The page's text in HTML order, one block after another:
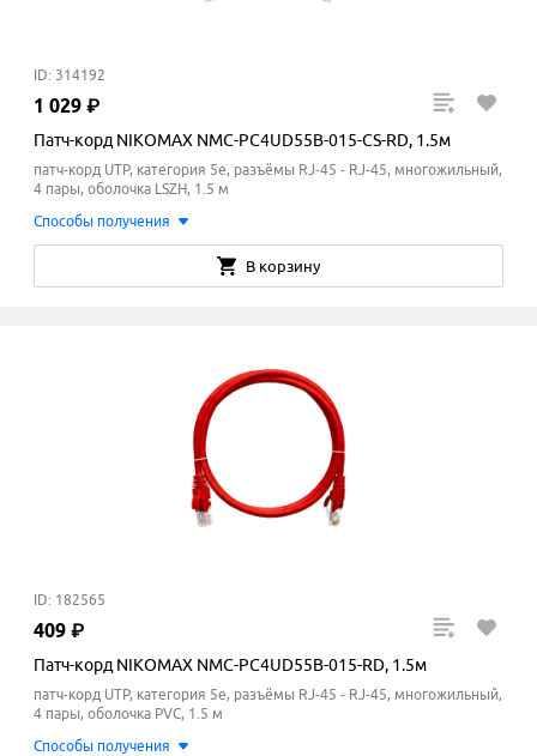
ID: 314192
1 029 ₽
Патч-корд NIKOMAX NMC-PC4UD55B-015-CS-RD, 1.5м
патч-корд UTP, категория 5e, разъёмы RJ-45 - RJ-45, многожильный,
4 пары, оболочка LSZH, 1.5 м
Способы получения
В корзину
ID: 182565
409 ₽
Патч-корд NIKOMAX NMC-PC4UD55B-015-RD, 1.5м
патч-корд UTP, категория 5e, разъёмы RJ-45 - RJ-45, многожильный,
4 пары, оболочка PVC, 1.5 м
Способы получения